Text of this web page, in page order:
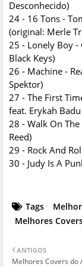
Desconhecido)
24 - 16 Tons -
(original: Merle
25 - Lonely Boy -
Black Keys)
26 - Machine -
Spektor)
27 - The First
feat. Erykah
28 - Walk On
Reed)
29 - Rock And
30 - Judy Is A
Tags
Melhores
ANTIGOS
Melhores Covers do